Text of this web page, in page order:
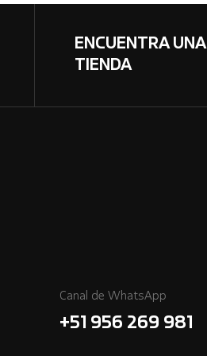
ENCUENTRA UNA
TIENDA
Canal de WhatsApp
+51 956 269 981